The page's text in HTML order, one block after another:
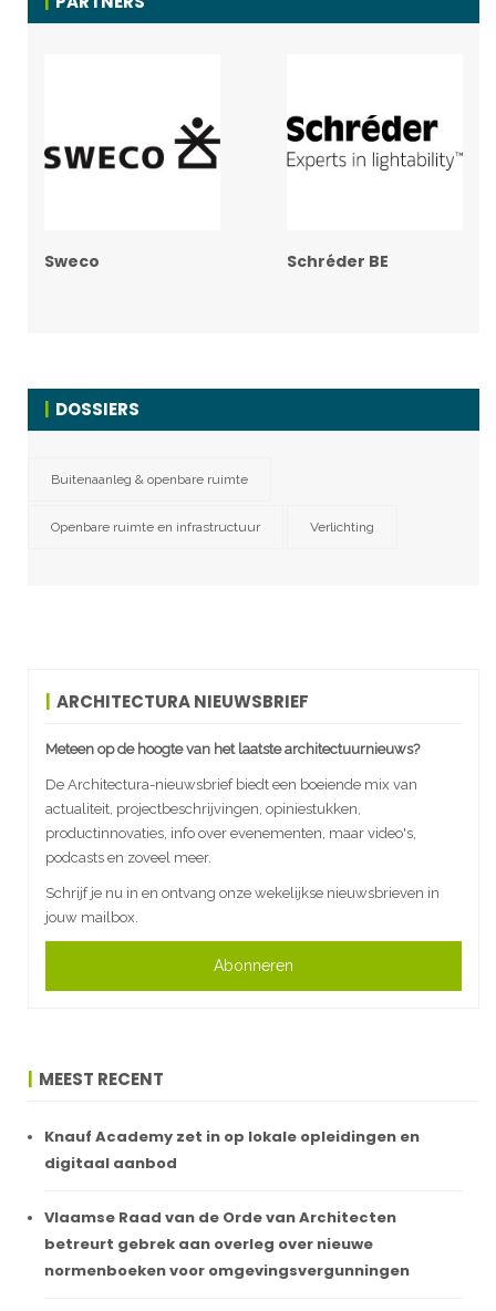
Sweco Schréder BE
DOSSIERS
Buitenaanleg & openbare ruimte
Openbare ruimte en infrastructuur Verlichting
ARCHITECTURA NIEUWSBRIEF
Meteen op de hoogte van het laatste architectuurnieuws?
De Architectura-nieuwsbrief biedt een boeiende mix van
actualiteit, projectbeschrijvingen, opiniestukken,
productinnovaties, info over evenementen, maar video's,
podcasts en zoveel meer.
Schrijf je nu in en ontvang onze wekelijkse nieuwsbrieven in
jouw mailbox.
Abonneren
MEEST RECENT
Knauf Academy zet in op lokale opleidingen en
digitaal aanbod
Vlaamse Raad van de Orde van Architecten
betreurt gebrek aan overleg over nieuwe
normenboeken voor omgevingsvergunningen